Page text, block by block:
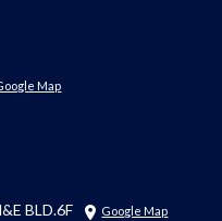
Map
BLD.6F
Google Map